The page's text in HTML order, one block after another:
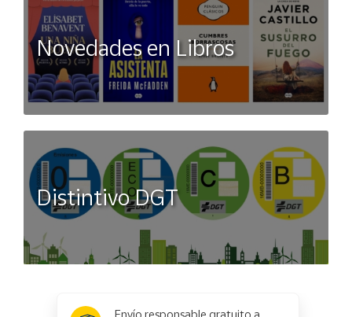
Novedades en Libros
Distintivo DGT
Envío responsable gratuito a